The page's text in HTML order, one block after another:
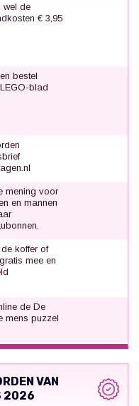
wel de
€ 3,95
bestel
blad
mening voor
en mannen
koffer of
mee en
de De
mens puzzel
VAN
2026